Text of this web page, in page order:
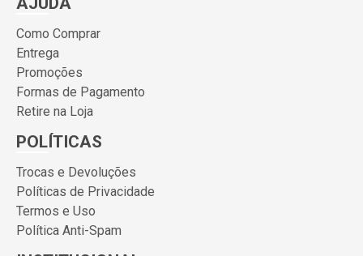
Como Comprar
Entrega
Promoções
Formas de Pagamento
Retire na Loja
POLÍTICAS
Trocas e Devoluções
Políticas de Privacidade
Termos e Uso
Política Anti-Spam